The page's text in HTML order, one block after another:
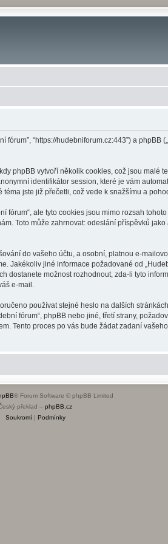
“https://hudebniforum.cz:443”) a phpBB
phpBB vytvoří několik cookies, což jsou malé
identifikátor session, které je vám
jste již přečetli, což vede k snažšímu a
ale tyto cookies jsou mimo rozsah
Toto může zahrnovat: odeslání příspěvků
do vašeho účtu, a osobní, platnou e-
Jakékoliv jiné informace požadované od
možnost rozhodnout, zda-li tyto
e-mail.
používat stejné heslo na dalších
fórum“, phpBB nebo jiné, třetí strany,
Tento proces po vás bude žádat zadaní
® Forum Software © phpBB Limited
překlad – phpBB.cz
Soukromí| Podmínky